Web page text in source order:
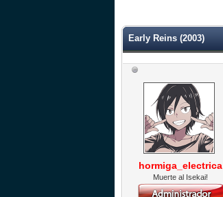
Early Reins (2003)
hormiga_electrica
Muerte al Isekai!